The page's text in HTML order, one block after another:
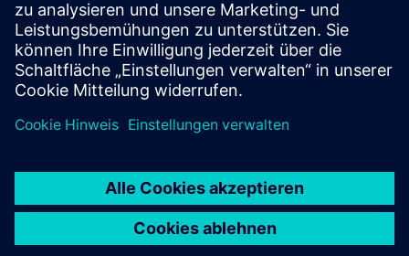
Datenschutz
Informationen zum Datenschutz:
www.siemens.com/datenschutz